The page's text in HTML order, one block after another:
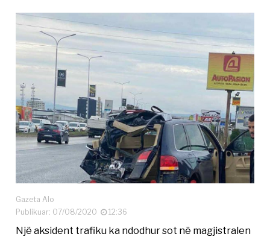
Gazeta Alo
Publikuar: 07/08/2020
12:36
Një aksident trafiku ka ndodhur sot në magjistralen